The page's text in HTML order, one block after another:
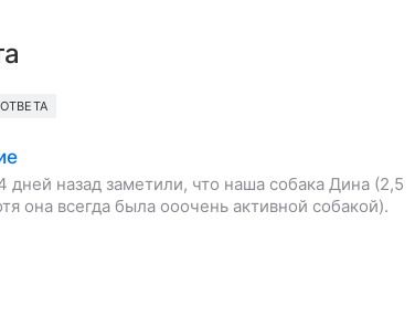
назад заметили, что наша собака Дина (2,5
она всегда была ооочень активной собакой).